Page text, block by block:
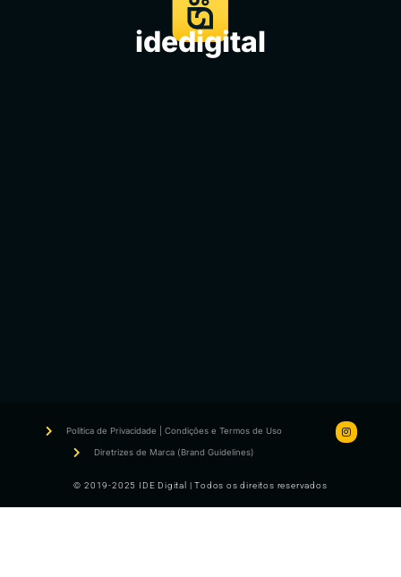
idedigital
© 2019-2025 IDE Digital | Todos os direitos reservados
Politica de Privacidade | Condições e Termos de Uso
Diretrizes de Marca (Brand Guidelines)